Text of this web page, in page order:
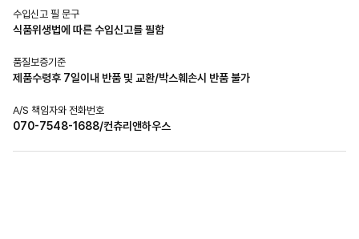
수입신고 필 문구
식품위생법에 따른 수입신고를 필함
품질보증기준
제품수령후 7일이내 반품 및 교환/박스훼손시 반품 불가
A/S 책임자와 전화번호
070-7548-1688/컨츄리앤하우스